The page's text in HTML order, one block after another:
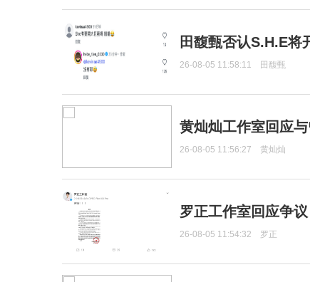
田馥甄否认S.H.E将
26-08-05 11:58:11 田馥甄
黄灿灿工作室回应
26-08-05 11:56:27 黄灿灿
罗正工作室回应争
26-08-05 11:54:32 罗正